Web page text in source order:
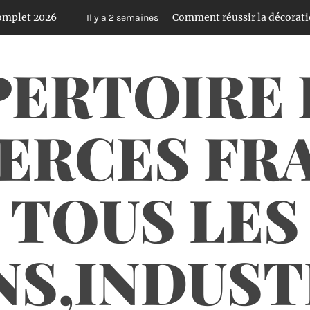
Il y a 2 semaines Comment réussir la décoration de son
TOUS LES